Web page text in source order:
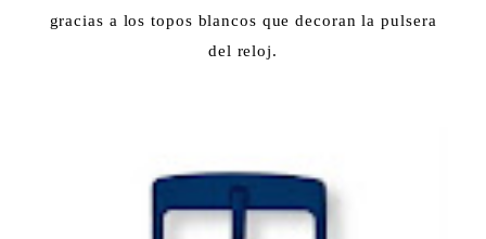
gracias a los topos blancos que decoran la pulsera
del reloj.